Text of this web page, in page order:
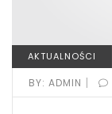
AKTUALNOŚCI
BY: ADMIN |